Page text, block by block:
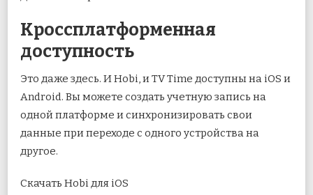
Кроссплатформенная
доступность
Это даже здесь. И Hobi, и TV Time доступны на iOS и
Android. Вы можете создать учетную запись на
одной платформе и синхронизировать свои
данные при переходе с одного устройства на
другое.
Скачать Hobi для iOS